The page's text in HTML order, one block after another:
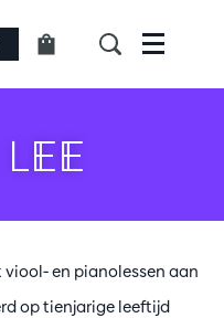
Menu
viool- en pianolessen aan
op tienjarige leeftijd